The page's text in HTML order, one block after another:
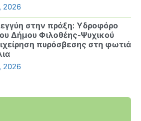
2026
στην πράξη: Υδροφόρο
Δήμου Φιλοθέης-Ψυχικού
πυρόσβεσης στη φωτιά
2026